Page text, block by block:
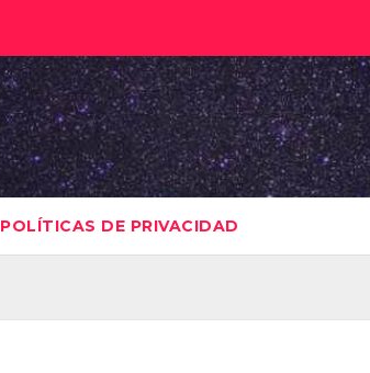
POLÍTICAS DE PRIVACIDAD